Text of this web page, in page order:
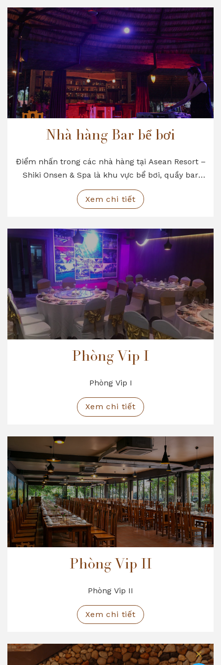
Nhà hàng Bar bể bơi
Điểm nhấn trong các nhà hàng tại Asean Resort –
Shiki Onsen & Spa là khu vực bể bơi, quầy bar
sang trọng, đẳng cấp với không gian mở tối đa
mang lại một cảm giác mới lạ mà hầu hết các
Xem chi tiết
Phòng Vip I
Phòng Vip I
Xem chi tiết
Phòng Vip II
Phòng Vip II
Xem chi tiết